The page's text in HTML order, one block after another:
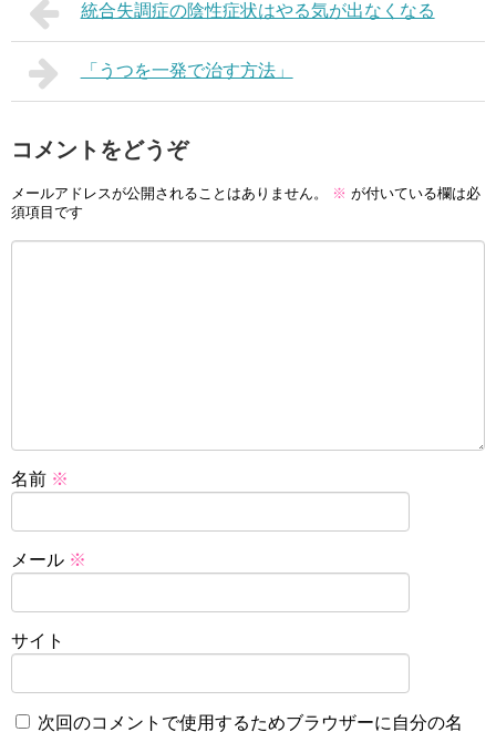
統合失調症の陰性症状はやる気が出なくなる
「うつを一発で治す方法」
コメントをどうぞ
メールアドレスが公開されることはありません。 ※ が付いている欄は必
須項目です
名前 ※
メール ※
サイト
次回のコメントで使用するためブラウザーに自分の名